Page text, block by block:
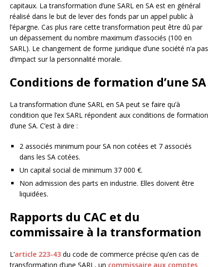
capitaux. La transformation d’une SARL en SA est en général
réalisé dans le but de lever des fonds par un appel public à
l’épargne. Cas plus rare cette transformation peut être dû par
un dépassement du nombre maximum d’associés (100 en
SARL). Le changement de forme juridique d’une société n’a pas
d’impact sur la personnalité morale.
Conditions de formation d’une SA
La transformation d’une SARL en SA peut se faire qu’à
condition que l’ex SARL répondent aux conditions de formation
d’une SA. C’est à dire :
2 associés minimum pour SA non cotées et 7 associés
dans les SA cotées.
Un capital social de minimum 37 000 €.
Non admission des parts en industrie. Elles doivent être
liquidées.
Rapports du CAC et du
commissaire à la transformation
L’article 223-43 du code de commerce précise qu’en cas de
transformation d’une SARL, un commissaire aux comptes